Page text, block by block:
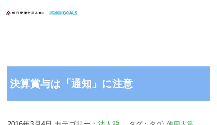
決算賞与は「通知」に注意